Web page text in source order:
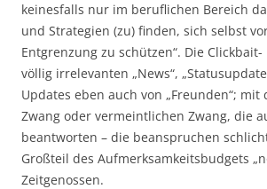
keinesfalls nur im beruflichen Bereich
und Strategien (zu) finden, sich selbst
Entgrenzung zu schützen“. Die
völlig irrelevanten „News“,
Updates eben auch von „Freunden“; mit
Zwang oder vermeintlichen Zwang, die
beantworten – die beanspruchen
Großteil des Aufmerksamkeitsbudgets
Zeitgenossen.